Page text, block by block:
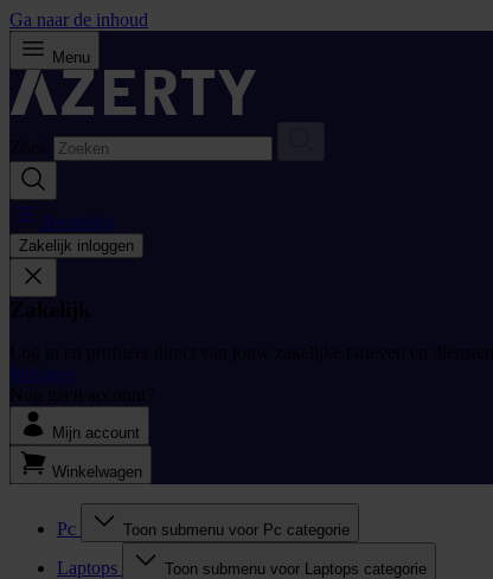
Ga naar de inhoud
Menu
Zoek
Bestellijst
Zakelijk inloggen
Zakelijk
Log in en profiteer direct van jouw zakelijke tarieven en diensten.
Inloggen
Nog geen account?
Mijn account
Winkelwagen
Pc Toon submenu voor Pc categorie
Laptops Toon submenu voor Laptops categorie